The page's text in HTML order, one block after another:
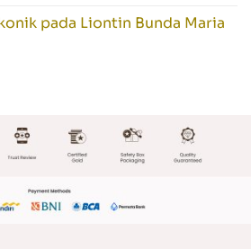
pada Liontin Bunda Maria